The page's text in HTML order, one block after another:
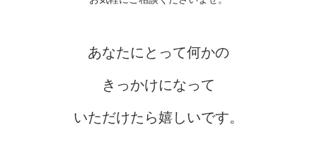
あなたにとって何かの
きっかけになって
いただけたら嬉しいです。